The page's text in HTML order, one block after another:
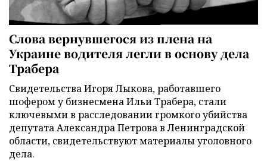
Слова вернувшегося из плена на
Украине водителя легли в основу дела
Трабера
Свидетельства Игоря Лыкова, работавшего
шофером у бизнесмена Ильи Трабера, стали
ключевыми в расследовании громкого убийства
депутата Александра Петрова в Ленинградской
области, свидетельствуют материалы уголовного
дела.